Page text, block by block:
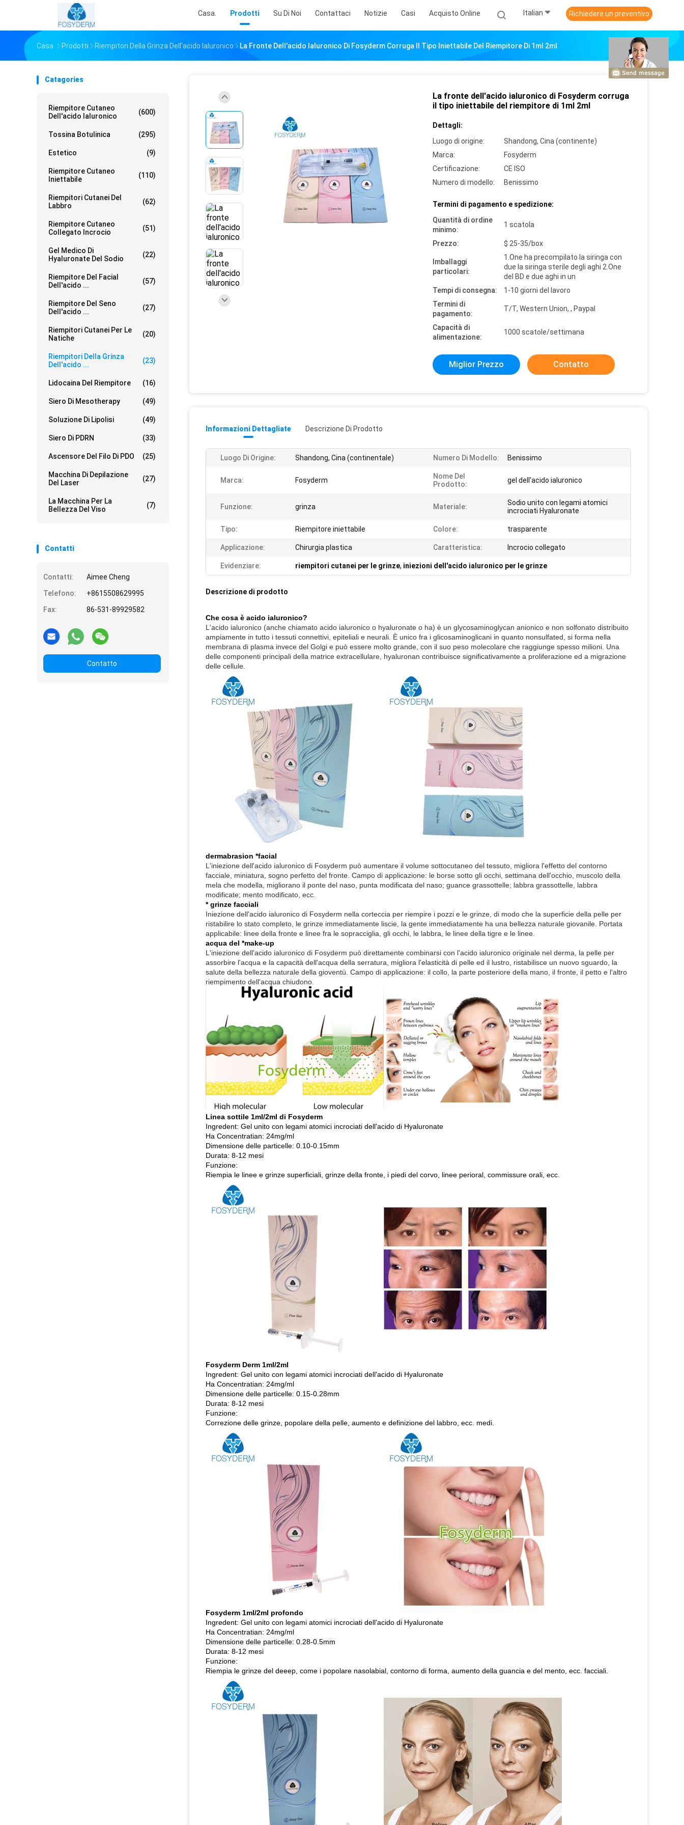
Casa. Prodotti Su Di Noi Contattaci Notizie Casi Acquisto Online Italian Richiedere un preventivo
Casa Prodotti Riempitori Della Grinza Dell'acido Ialuronico La Fronte Dell'acido Ialuronico Di Fosyderm Corruga Il Tipo Iniettabile Del Riempitore Di 1ml 2ml
Catagories
Riempitore Cutaneo
Dell'acido Ialuronico
(600)
Tossina Botulinica (295)
Estetico (9)
Riempitore Cutaneo
Iniettabile
(110)
Riempitori Cutanei Del
Labbro
(62)
Riempitore Cutaneo
Collegato Incrocio
(51)
Gel Medico Di
Hyaluronate Del Sodio
(22)
Riempitore Del Facial
Dell'acido ...
(57)
Riempitore Del Seno
Dell'acido ...
(27)
Riempitori Cutanei Per Le
Natiche
(20)
Riempitori Della Grinza
Dell'acido ...
(23)
Lidocaina Del Riempitore (16)
Siero Di Mesotherapy (49)
Soluzione Di Lipolisi (49)
Siero Di PDRN (33)
Ascensore Del Filo Di PDO (25)
Macchina Di Depilazione
Del Laser
(27)
La Macchina Per La
Bellezza Del Viso
(7)
Contatti
Contatti:
Aimee Cheng
Telefono:
+8615508629995
Fax:
86-531-89929582
Contatto
La fronte dell'acido ialuronico di Fosyderm corruga
il tipo iniettabile del riempitore di 1ml 2ml
Dettagli:
Luogo di origine:
Shandong, Cina (continente)
Marca:
Fosyderm
Certificazione:
CE ISO
Numero di modello:
Benissimo
Termini di pagamento e spedizione:
Quantità di ordine
minimo:
1 scatola
Prezzo: $ 25-35/box
Imballaggi
particolari:
1.One ha precompilato la siringa con
due la siringa sterile degli aghi 2.One
del BD e due aghi in un
Tempi di consegna:
1-10 giorni del lavoro
Termini di
pagamento:
T/T, Western Union, , Paypal
Capacità di
alimentazione:
1000 scatole/settimana
Miglior Prezzo Contatto
Informazioni Dettagliate Descrizione Di Prodotto
Luogo Di Origine: Shandong, Cina (continentale) Numero Di Modello: Benissimo
Marca: Fosyderm
Nome Del
Prodotto:
gel dell'acido ialuronico
Funzione: grinza Materiale:
Sodio unito con legami atomici
incrociati Hyaluronate
Tipo: Riempitore iniettabile Colore: trasparente
Applicazione: Chirurgia plastica Caratteristica: Incrocio collegato
Evidenziare: riempitori cutanei per le grinze, iniezioni dell'acido ialuronico per le grinze
Descrizione di prodotto
Che cosa è acido ialuronico?
L'acido ialuronico (anche chiamato acido ialuronico o hyaluronate o ha) è un glycosaminoglycan anionico e non solfonato distribuito
ampiamente in tutto i tessuti connettivi, epiteliali e neurali. È unico fra i glicosaminoglicani in quanto nonsulfated, si forma nella
membrana di plasma invece del Golgi e può essere molto grande, con il suo peso molecolare che raggiunge spesso milioni. Una
delle componenti principali della matrice extracellulare, hyaluronan contribuisce significativamente a proliferazione ed a migrazione
delle cellule.
dermabrasion *facial
L'iniezione dell'acido ialuronico di Fosyderm può aumentare il volume sottocutaneo del tessuto, migliora l'effetto del contorno
facciale, miniatura, sogno perfetto del fronte. Campo di applicazione: le borse sotto gli occhi, settimana dell'occhio, muscolo della
mela che modella, migliorano il ponte del naso, punta modificata del naso; guance grassottelle; labbra grassottelle, labbra
modificate; mento modificato, ecc.
* grinze facciali
Iniezione dell'acido ialuronico di Fosyderm nella corteccia per riempire i pozzi e le grinze, di modo che la superficie della pelle per
ristabilire lo stato completo, le grinze immediatamente liscie, la gente immediatamente ha una bellezza naturale giovanile. Portata
applicabile: linee della fronte e linee fra le sopracciglia, gli occhi, le labbra, le linee della tigre e le linee.
acqua del *make-up
L'iniezione dell'acido ialuronico di Fosyderm può direttamente combinarsi con l'acido ialuronico originale nel derma, la pelle per
assorbire l'acqua e la capacità dell'acqua della serratura, migliora l'elasticità di pelle ed il lustro, ristabilisce un nuovo sguardo, la
salute della bellezza naturale della gioventù. Campo di applicazione: il collo, la parte posteriore della mano, il fronte, il petto e l'altro
riempimento dell'acqua chiudono.
Linea sottile 1ml/2ml di Fosyderm
Ingredent: Gel unito con legami atomici incrociati dell'acido di Hyaluronate
Ha Concentratian: 24mg/ml
Dimensione delle particelle: 0.10-0.15mm
Durata: 8-12 mesi
Funzione:
Riempia le linee e grinze superficiali, grinze della fronte, i piedi del corvo, linee perioral, commissure orali, ecc.
Fosyderm Derm 1ml/2ml
Ingredent: Gel unito con legami atomici incrociati dell'acido di Hyaluronate
Ha Concentratian: 24mg/ml
Dimensione delle particelle: 0.15-0.28mm
Durata: 8-12 mesi
Funzione:
Correzione delle grinze, popolare della pelle, aumento e definizione del labbro, ecc. medi.
Fosyderm 1ml/2ml profondo
Ingredent: Gel unito con legami atomici incrociati dell'acido di Hyaluronate
Ha Concentratian: 24mg/ml
Dimensione delle particelle: 0.28-0.5mm
Durata: 8-12 mesi
Funzione:
Riempia le grinze del deeep, come i popolare nasolabial, contorno di forma, aumento della guancia e del mento, ecc. facciali.